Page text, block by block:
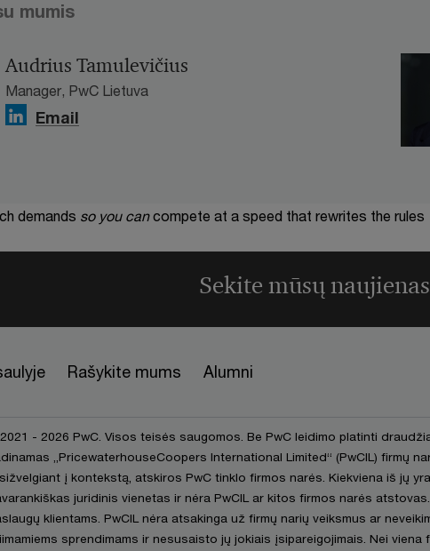
mumis
Audrius Tamulevičius
Manager, PwC Lietuva
Email
demands so you can compete at a speed that rewrites the rules
Sekite mūsų naujienas
Rašykite mums Alumni
- 2026 PwC. Visos teisės saugomos. Be PwC leidimo platinti
„PricewaterhouseCoopers International Limited“ (PwCIL) firmų
į kontekstą, atskiros PwC tinklo firmos narės. Kiekviena iš jų
juridinis vienetas ir nėra PwCIL ar kitos firmos narės atstovas.
klientams. PwCIL nėra atsakinga už firmų narių veiksmus ar
sprendimams ir nesusaisto jų jokiais įsipareigojimais. Nei viena